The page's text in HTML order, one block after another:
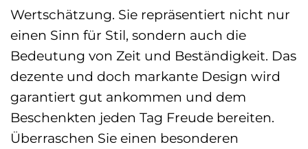
Wertschätzung. Sie repräsentiert nicht nur
einen Sinn für Stil, sondern auch die
Bedeutung von Zeit und Beständigkeit. Das
dezente und doch markante Design wird
garantiert gut ankommen und dem
Beschenkten jeden Tag Freude bereiten.
Überraschen Sie einen besonderen